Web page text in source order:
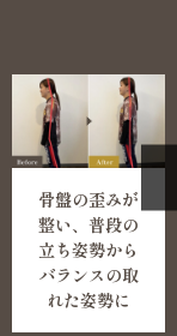
骨盤の歪みが
整い、普段の
立ち姿勢から
バランスの取
れた姿勢に